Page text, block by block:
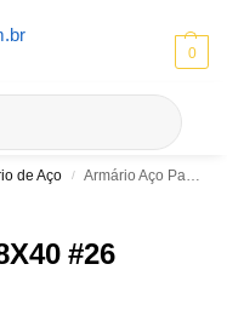
0
| ⚡ 10% OFF no Pix
de Aço / Armário Aço Pa90X198X40 #26
#26